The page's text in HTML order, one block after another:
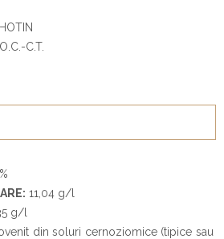
C.T.
11,04 g/l
g/l
din soluri cernoziomice (tipice sau